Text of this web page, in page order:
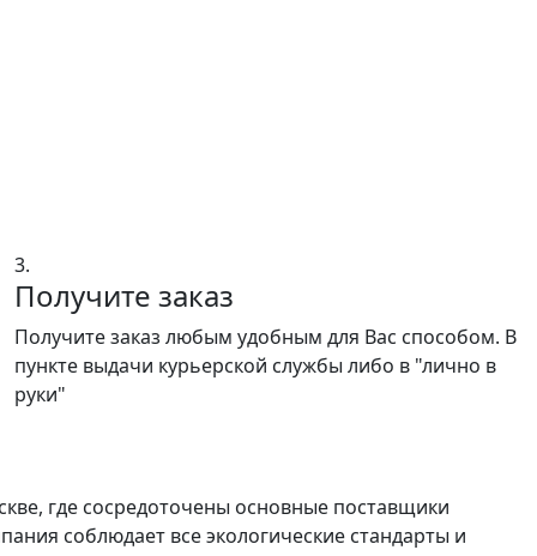
3.
Получите заказ
Получите заказ любым удобным для Вас способом. В
пункте выдачи курьерской службы либо в "лично в
руки"
где сосредоточены основные поставщики
соблюдает все экологические стандарты и